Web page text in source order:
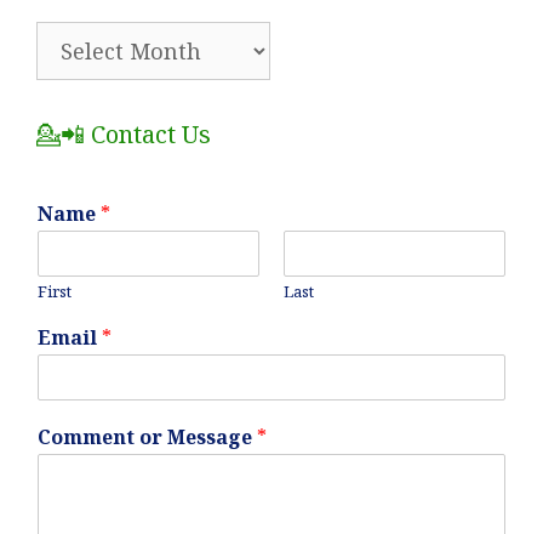
💁📲 Contact Us
Name *
First Last
Email *
Comment or Message *